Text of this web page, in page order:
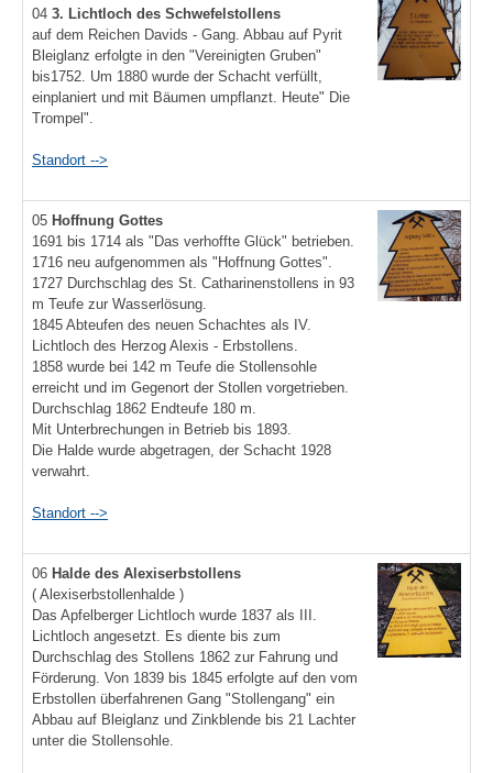
04 3. Lichtloch des Schwefelstollens
auf dem Reichen Davids - Gang. Abbau auf Pyrit
Bleiglanz erfolgte in den "Vereinigten Gruben"
bis1752. Um 1880 wurde der Schacht verfüllt,
einplaniert und mit Bäumen umpflanzt. Heute" Die
Trompel".
Standort -->
05 Hoffnung Gottes
1691 bis 1714 als "Das verhoffte Glück" betrieben.
1716 neu aufgenommen als "Hoffnung Gottes".
1727 Durchschlag des St. Catharinenstollens in 93
m Teufe zur Wasserlösung.
1845 Abteufen des neuen Schachtes als IV.
Lichtloch des Herzog Alexis - Erbstollens.
1858 wurde bei 142 m Teufe die Stollensohle
erreicht und im Gegenort der Stollen vorgetrieben.
Durchschlag 1862 Endteufe 180 m.
Mit Unterbrechungen in Betrieb bis 1893.
Die Halde wurde abgetragen, der Schacht 1928
verwahrt.
Standort -->
06 Halde des Alexiserbstollens
( Alexiserbstollenhalde )
Das Apfelberger Lichtloch wurde 1837 als III.
Lichtloch angesetzt. Es diente bis zum
Durchschlag des Stollens 1862 zur Fahrung und
Förderung. Von 1839 bis 1845 erfolgte auf den vom
Erbstollen überfahrenen Gang "Stollengang" ein
Abbau auf Bleiglanz und Zinkblende bis 21 Lachter
unter die Stollensohle.